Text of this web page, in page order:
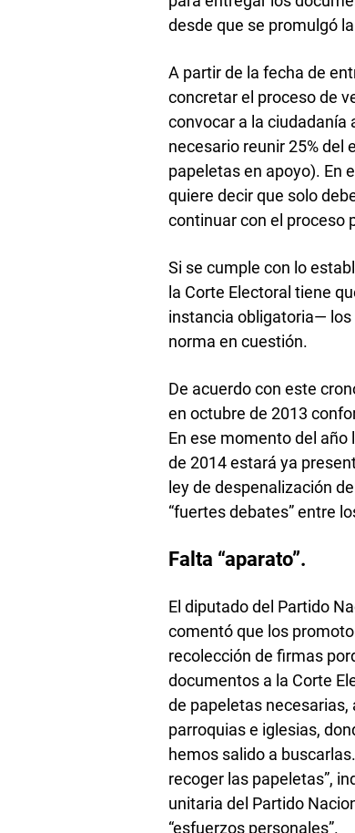
desde que se promulgó
A partir de la fecha de
concretar el proceso de
convocar a la ciudadanía
necesario reunir 25% del
papeletas en apoyo). En
quiere decir que solo
continuar con el proceso
Si se cumple con lo
la Corte Electoral tiene
instancia obligatoria— los
norma en cuestión.
De acuerdo con este
en octubre de 2013
En ese momento del
de 2014 estará ya
ley de despenalización
“fuertes debates” entre
Falta “aparato”.
El diputado del Partido
comentó que los
recolección de firmas
documentos a la Corte
de papeletas necesarias,
parroquias e iglesias,
hemos salido a
recoger las papeletas”,
unitaria del Partido
“esfuerzos personales”.